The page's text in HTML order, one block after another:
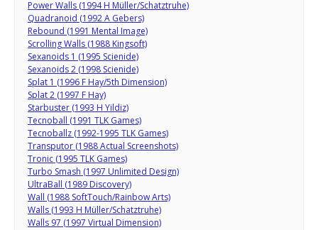
Power Walls (1994 H Müller/Schatztruhe)
Quadranoid (1992 A Gebers)
Rebound (1991 Mental Image)
Scrolling Walls (1988 Kingsoft)
Sexanoids 1 (1995 Scienide)
Sexanoids 2 (1998 Scienide)
Splat 1 (1996 F Hay/5th Dimension)
Splat 2 (1997 F Hay)
Starbuster (1993 H Yildiz)
Tecnoball (1991 TLK Games)
Tecnoballz (1992-1995 TLK Games)
Transputor (1988 Actual Screenshots)
Tronic (1995 TLK Games)
Turbo Smash (1997 Unlimited Design)
UltraBall (1989 Discovery)
Wall (1988 SoftTouch/Rainbow Arts)
Walls (1993 H Müller/Schatztruhe)
Walls 97 (1997 Virtual Dimension)